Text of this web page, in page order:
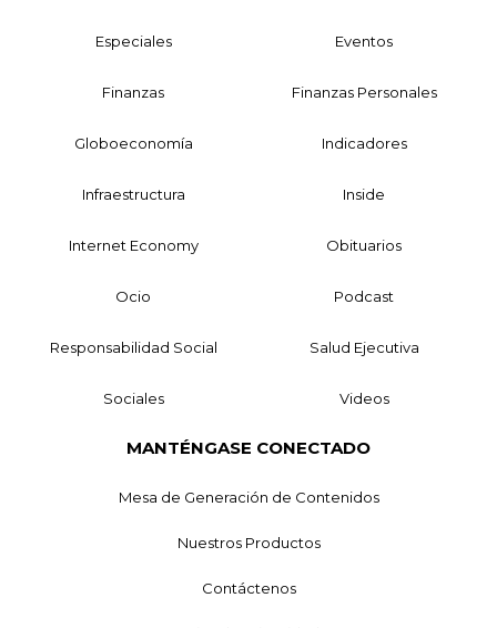
Especiales Eventos
Finanzas Finanzas Personales
Globoeconomía Indicadores
Infraestructura Inside
Internet Economy Obituarios
Ocio Podcast
Responsabilidad Social Salud Ejecutiva
Sociales Videos
MANTÉNGASE CONECTADO
Mesa de Generación de Contenidos
Nuestros Productos
Contáctenos